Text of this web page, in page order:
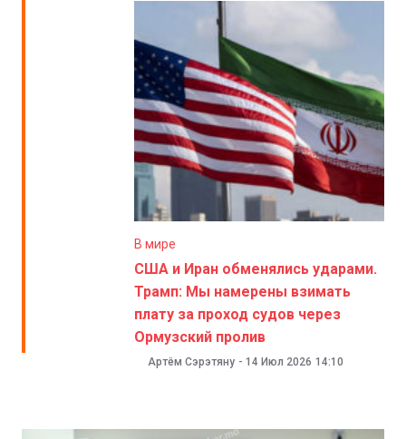
В мире
США и Иран обменялись ударами.
Трамп: Мы намерены взимать
плату за проход судов через
Ормузский пролив
Артём Сэрэтяну - 14 Июл 2026 14:10